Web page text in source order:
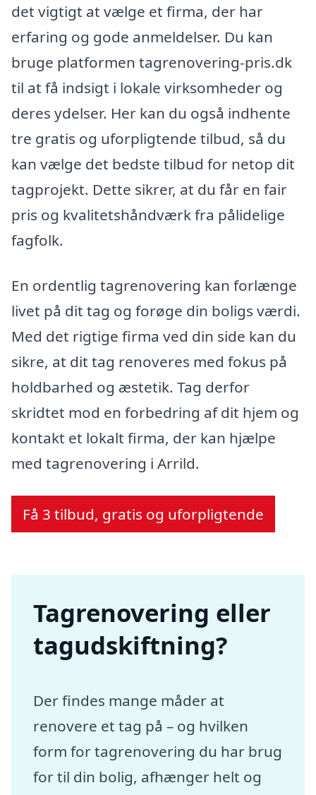
det vigtigt at vælge et firma, der har
erfaring og gode anmeldelser. Du kan
bruge platformen tagrenovering-pris.dk
til at få indsigt i lokale virksomheder og
deres ydelser. Her kan du også indhente
tre gratis og uforpligtende tilbud, så du
kan vælge det bedste tilbud for netop dit
tagprojekt. Dette sikrer, at du får en fair
pris og kvalitetshåndværk fra pålidelige
fagfolk.
En ordentlig tagrenovering kan forlænge
livet på dit tag og forøge din boligs værdi.
Med det rigtige firma ved din side kan du
sikre, at dit tag renoveres med fokus på
holdbarhed og æstetik. Tag derfor
skridtet mod en forbedring af dit hjem og
kontakt et lokalt firma, der kan hjælpe
med tagrenovering i Arrild.
Få 3 tilbud, gratis og uforpligtende
Tagrenovering eller
tagudskiftning?
Der findes mange måder at
renovere et tag på – og hvilken
form for tagrenovering du har brug
for til din bolig, afhænger helt og